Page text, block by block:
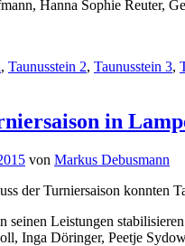
Hanna Sophie Reuter,
, Taunusstein 2, Taunusstein 3,
in
von Markus Debusmann
der Turniersaison konnten
seinen Leistungen
Inga Döringer, Peetje